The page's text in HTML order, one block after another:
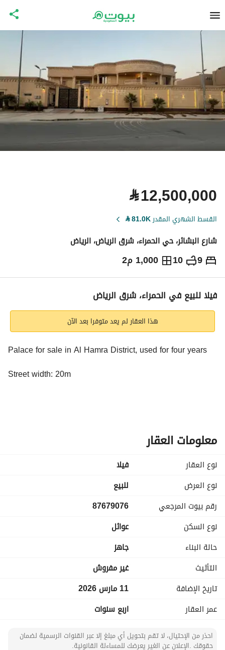
⃁12,500,000
القسط الشهري المقدر81.0K
⃁
شارع البشائر، حي الحمراء، شرق الرياض، الرياض
9
10 1,000 م2 ⃁
12,500,000
التفاصيل معلومات ترخيص الإعلان
فيلا للبيع في الحمراء، شرق الرياض
هذا العقار لم يعد متوفرا بعد الآن
Palace for sale in Al Hamra District, used for four years
Street width: 20m
Ground Floor: External Annex, Kitchen, and Washbasins
Living room for men and Guest room for men with
Living room for women and Guest room for women with
Gebo: Dressing room, Swimming pool, Bathroom, and
First Floor: Seven bedrooms, Hall, Kitchen, and Living
Second Floor: Two rooms for maids and Roof with private
Driver's room from outside
معلومات العقار
نوع العقار
فیلا
نوع العرض
للبيع
رقم بيوت المرجعي
87679076
نوع السكن
عوائل
حالة البناء
جاهز
التأثيث
غير مفروش
تاريخ الإضافة
11 مارس 2026
عمر العقار
اربع سنوات
احذر من الإحتيال، لا تقم بتحويل أي مبلغ إلا عبر القنوات الرسمية لضمان
حقوقك .الإعلان عن الغير يعرضك للمساءلة القانونية.